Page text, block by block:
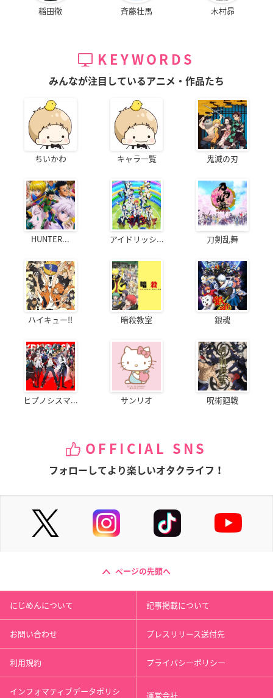
稲田徹 斉藤壮馬 木村昴
KEYWORDS
みんなが注目しているアニメ・作品たち
ちいかわ キャラ一覧 鬼滅の刃
HUNTER... アイドリッシ... 刀剣乱舞
ハイキュー!! 暗殺教室 銀魂
ヒプノシスマ... サンリオ 呪術廻戦
OFFICIAL SNS
フォローしてより楽しいオタクライフ！
ページの先頭へ
にじめんについて 記事掲載について
お問い合わせ プレスリリース送付先
利用規約 プライバシーポリシー
インフォマティブデータポリシ 運営会社